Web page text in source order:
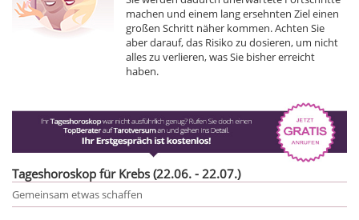
machen und einem lang ersehnten Ziel einen
großen Schritt näher kommen. Achten Sie
aber darauf, das Risiko zu dosieren, um nicht
alles zu verlieren, was Sie bisher erreicht
haben.
Tageshoroskop für Krebs (22.06. - 22.07.)
Gemeinsam etwas schaffen